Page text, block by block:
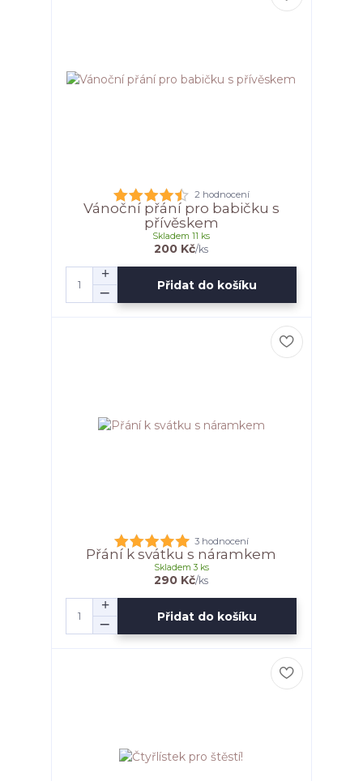
2 hodnocení
Vánoční přání pro babičku s
přívěskem
200 Kč/ks
Skladem 11 ks
Přidat do košíku
3 hodnocení
Přání k svátku s náramkem
290 Kč/ks
Skladem 3 ks
Přidat do košíku